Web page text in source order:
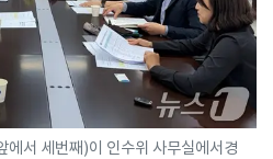
에서 세번째)이 인수위 사무실에서경